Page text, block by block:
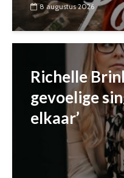
8 augustus 2026
Richelle
gevoelige
elkaar’